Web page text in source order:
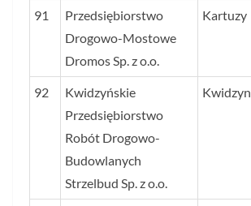
91
Przedsiębiorstwo
Drogowo-Mostowe
Dromos Sp. z o.o.
Kartuzy
92
Kwidzyńskie
Przedsiębiorstwo
Robót Drogowo-
Budowlanych
Strzelbud Sp. z o.o.
Kwidzyn